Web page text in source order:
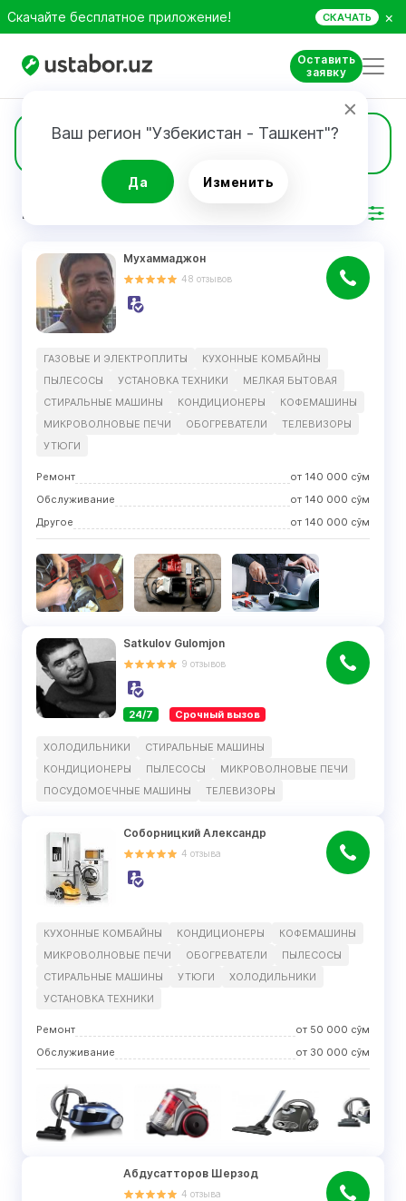
Скачайте бесплатное приложение! СКАЧАТЬ ×
Оставить
заявку
Ваш регион "Узбекистан - Ташкент"?
Да Изменить
Пылесосы 122
РЕЗУЛЬТАТ
Мухаммаджон
48 отзывов
ГАЗОВЫЕ И ЭЛЕКТРОПЛИТЫ
КУХОННЫЕ КОМБАЙНЫ
ПЫЛЕСОСЫ
УСТАНОВКА ТЕХНИКИ
МЕЛКАЯ БЫТОВАЯ
СТИРАЛЬНЫЕ МАШИНЫ
КОНДИЦИОНЕРЫ
КОФЕМАШИНЫ
МИКРОВОЛНОВЫЕ ПЕЧИ
ОБОГРЕВАТЕЛИ
ТЕЛЕВИЗОРЫ
УТЮГИ
Ремонт от 140 000 сўм
Обслуживание
от 140 000 сўм
Другое
от 140 000 сўм
Satkulov Gulomjon
9 отзывов
24/7 Срочный вызов
ХОЛОДИЛЬНИКИ
СТИРАЛЬНЫЕ МАШИНЫ
КОНДИЦИОНЕРЫ
ПЫЛЕСОСЫ
МИКРОВОЛНОВЫЕ ПЕЧИ
ПОСУДОМОЕЧНЫЕ МАШИНЫ
ТЕЛЕВИЗОРЫ
Соборницкий Александр
4 отзыва
КУХОННЫЕ КОМБАЙНЫ КОНДИЦИОНЕРЫ
КОФЕМАШИНЫ
МИКРОВОЛНОВЫЕ ПЕЧИ
ОБОГРЕВАТЕЛИ
ПЫЛЕСОСЫ
СТИРАЛЬНЫЕ МАШИНЫ
УТЮГИ
ХОЛОДИЛЬНИКИ
УСТАНОВКА ТЕХНИКИ
Ремонт от 50 000 сўм
Обслуживание
от 30 000 сўм
Абдусатторов Шерзод
4 отзыва